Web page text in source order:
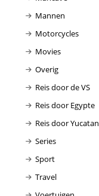
Mannen
Motorcycles
Movies
Overig
Reis door de VS
Reis door Egypte
Reis door Yucatan
Series
Sport
Travel